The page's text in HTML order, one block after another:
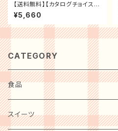
【送料無料】【カタログチョイス】
カタログギフト [ベルベット]ギフ
ト お返し 内祝い 香典返し 結婚
祝い 引出物 グルメ 出産祝い 新
築祝い 各種お祝いなど ギフト
プレゼント カタログギフト
¥5,660
CATEGORY
食品
肉・肉加工品
スイーツ